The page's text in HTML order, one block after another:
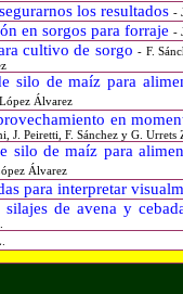
los resultados -
en sorgos para forraje -
cultivo de sorgo- F.
silo de maíz para
Álvarez
en
J. Peiretti, F. Sánchez y G. Urrets
silo de maíz para
Álvarez
para interpretar
de avena y